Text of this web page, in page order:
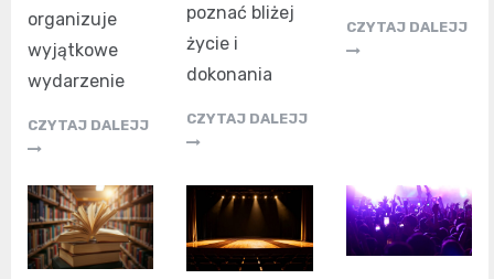
organizuje
wyjątkowe
wydarzenie
CZYTAJ DALEJJ
poznać bliżej
życie i
dokonania
CZYTAJ DALEJJ
CZYTAJ DALEJJ